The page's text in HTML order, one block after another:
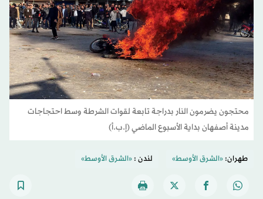
محتجون يضرمون النار بدراجة تابعة لقوات الشرطة وسط احتجاجات
مدينة أصفهان بداية الأسبوع الماضي (إ.ب.أ)
طهران:«الشرق الأوسط» لندن :«الشرق الأوسط»